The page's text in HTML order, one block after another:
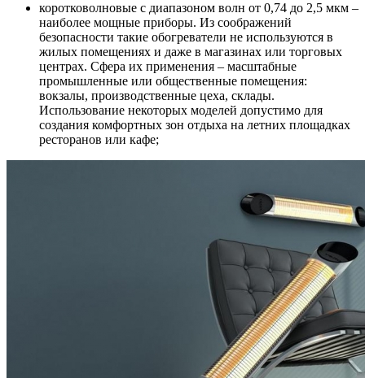
коротковолновые с диапазоном волн от 0,74 до 2,5 мкм –
наиболее мощные приборы. Из соображений
безопасности такие обогреватели не используются в
жилых помещениях и даже в магазинах или торговых
центрах. Сфера их применения – масштабные
промышленные или общественные помещения:
вокзалы, производственные цеха, склады.
Использование некоторых моделей допустимо для
создания комфортных зон отдыха на летних площадках
ресторанов или кафе;